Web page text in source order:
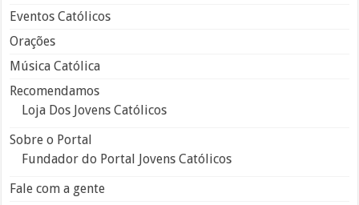
Eventos Católicos
Orações
Música Católica
Recomendamos
Loja Dos Jovens Católicos
Sobre o Portal
Fundador do Portal Jovens Católicos
Fale com a gente